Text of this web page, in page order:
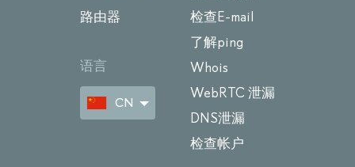
路由器
语言
CN
检查E-mail
了解ping
Whois
WebRTC 泄漏
DNS泄漏
检查帐户